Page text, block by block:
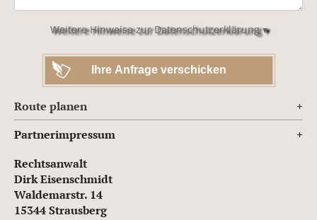
leer.Weitere Hinweise zur Datenschutzerklärung ▾
Route planen
Partnerimpressum
Rechtsanwalt
Dirk Eisenschmidt
Waldemarstr. 14
15344 Strausberg